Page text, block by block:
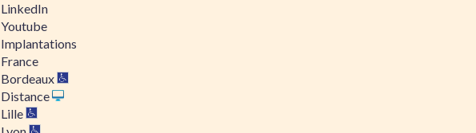
LinkedIn
Youtube
Implantations
France
Bordeaux
Distance
Lille